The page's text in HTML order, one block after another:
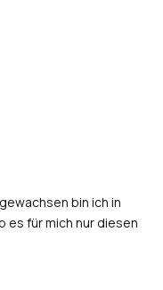
bin ich in
es für mich nur diesen